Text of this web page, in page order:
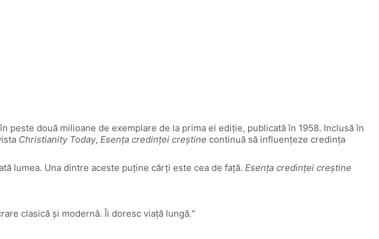
peste două milioane de exemplare de la prima ei ediție, publicată în 1958. Inclusă în
Christianity Today, Esența credinței creștine continuă să influențeze credința
lumea. Una dintre aceste puţine cărţi este cea de faţă. Esenţa credinței creştine
clasică și modernă. Îi doresc viață lungă.“